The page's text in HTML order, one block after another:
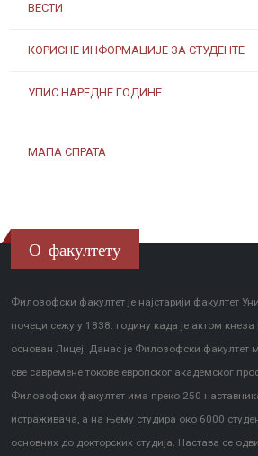
ВЕСТИ
КОРИСНЕ ИНФОРМАЦИЈЕ ЗА СТУДЕНТЕ
УПИС НАРЕДНЕ ГОДИНЕ
МАПА СПРАТА
О факултету
Филозофски факултет је најстарији факултет
почеци сежу у 1838. годину када је актом
основан Лицеј. Данас је Филозофски факултет
све савремене токове европског академског
Филозофски факултет има преко 250
истраживача, а на њему студира око 6000
основних до докторских студија. Настава се